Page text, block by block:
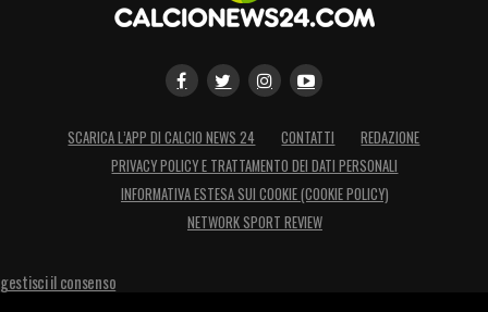
SCARICA L’APP DI CALCIO NEWS 24 CONTATTI
REDAZIONE
PRIVACY POLICY E TRATTAMENTO DEI DATI PERSONALI
INFORMATIVA ESTESA SUI COOKIE (COOKIE POLICY)
NETWORK SPORT REVIEW
gestisci il consenso